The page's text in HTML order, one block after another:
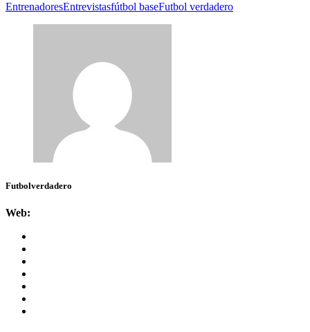
EntrenadoresEntrevistasfútbol baseFutbol verdadero
Futbolverdadero
Web: